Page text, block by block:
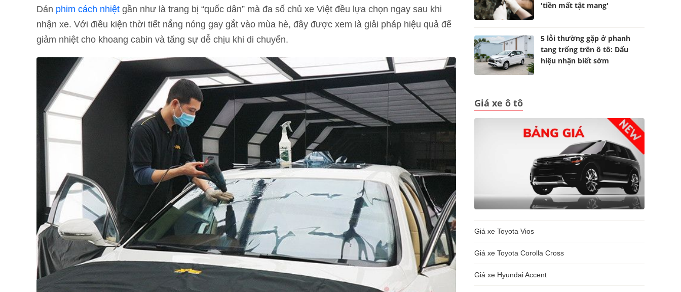
Dán phim cách nhiệt gần như là trang bị “quốc dân” mà đa số chủ xe Việt đều lựa chọn ngay sau khi
nhận xe. Với điều kiện thời tiết nắng nóng gay gắt vào mùa hè, đây được xem là giải pháp hiệu quả để
giảm nhiệt cho khoang cabin và tăng sự dễ chịu khi di chuyển.
'tiền mất tật mang'
5 lỗi thường gặp ở phanh
tang trống trên ô tô: Dấu
hiệu nhận biết sớm
Giá xe ô tô
Giá xe Toyota Vios
Giá xe Toyota Corolla Cross
Giá xe Hyundai Accent